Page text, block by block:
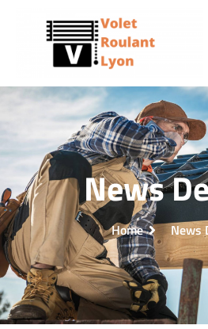
News
Home News